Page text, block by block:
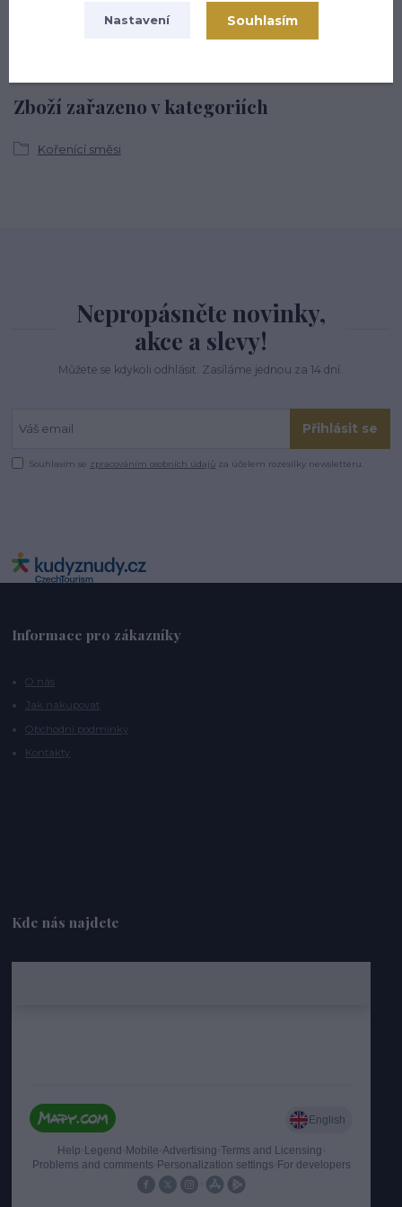
Zboží zařazeno v kategoriích
Kořenící směsi
(Po-Pá, 8-16 hod.)
info@hsmarket.cz
Nepropásněte novinky,
akce a slevy!
Můžete se kdykoli odhlásit. Zasíláme jednou za 14 dní.
Přihlásit se
Souhlasím se zpracováním osobních údajů za účelem rozesílky newsletteru.
Informace pro zákazníky
O nás
Jak nakupovat
Obchodní podmínky
Kontakty
Kde nás najdete
Nastavení Souhlasím